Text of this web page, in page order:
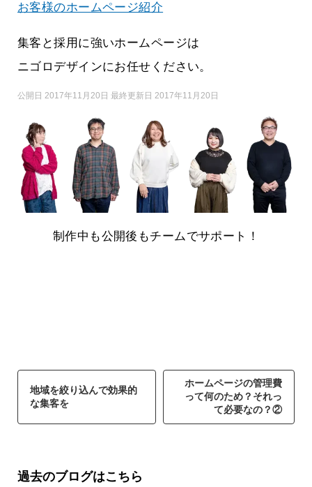
お客様のホームページ紹介
集客と採用に強いホームページは
ニゴロデザインにお任せください。
公開日 2017年11月20日 最終更新日 2017年11月20日
制作中も公開後もチームでサポート！
地域を絞り込んで効果的
な集客を
ホームページの管理費
って何のため？それっ
て必要なの？②
過去のブログはこちら